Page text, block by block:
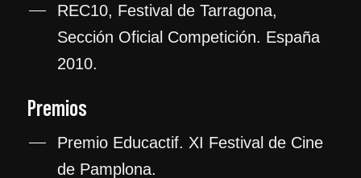
REC10, Festival de Tarragona,
Sección Oficial Competición. España
2010.
Premios
Premio Educactif. XI Festival de Cine
de Pamplona.